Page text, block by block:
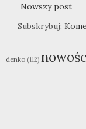
Nowszy post
Subskrybuj:
denko (112)